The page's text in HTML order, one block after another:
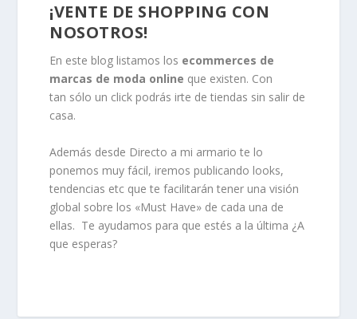
¡VENTE DE SHOPPING CON
NOSOTROS!
En este blog listamos los ecommerces de
marcas de moda online que existen. Con
tan sólo un click podrás irte de tiendas sin salir de
casa.
Además desde Directo a mi armario te lo
ponemos muy fácil, iremos publicando looks,
tendencias etc que te facilitarán tener una visión
global sobre los «Must Have» de cada una de
ellas. Te ayudamos para que estés a la última ¿A
que esperas?